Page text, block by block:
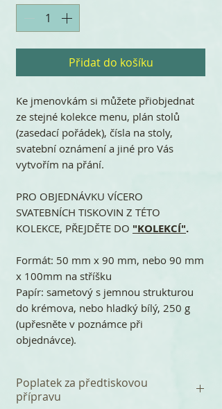
Přidat do košíku
Ke jmenovkám si můžete přiobjednat
ze stejné kolekce menu, plán stolů
(zasedací pořádek), čísla na stoly,
svatební oznámení a jiné pro Vás
vytvořím na přání.
PRO OBJEDNÁVKU VÍCERO
SVATEBNÍCH TISKOVIN Z TÉTO
KOLEKCE, PŘEJDĚTE DO "KOLEKCÍ".
Formát: 50 mm x 90 mm, nebo 90 mm
x 100mm na stříšku
Papír: sametový s jemnou strukturou
do krémova, nebo hladký bílý, 250 g
(upřesněte v poznámce při
objednávce).
Poplatek za předtiskovou
přípravu